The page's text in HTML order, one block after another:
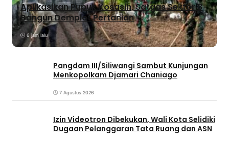
Aplikasikan Pupuk Kosasih, Satgas Sektor 8
Bangun Demplot Pertanian
6 jam lalu
Pangdam III/Siliwangi Sambut Kunjungan
Menkopolkam Djamari Chaniago
7 Agustus 2026
Izin Videotron Dibekukan, Wali Kota Selidiki
Dugaan Pelanggaran Tata Ruang dan ASN